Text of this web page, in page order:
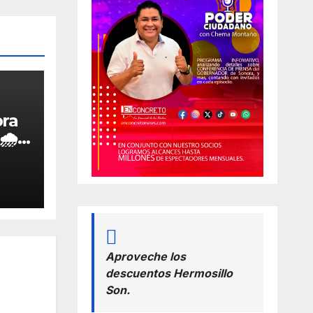
🌧️
Aproveche los
descuentos Hermosillo
Son.